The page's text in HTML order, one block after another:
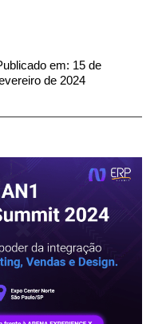
em: 15 de
de 2024